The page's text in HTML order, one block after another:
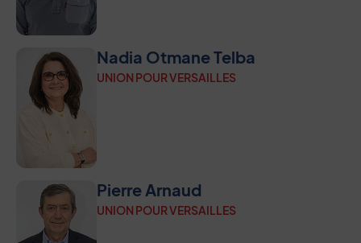
Nadia Otmane Telba
UNION POUR VERSAILLES
Pierre Arnaud
UNION POUR VERSAILLES